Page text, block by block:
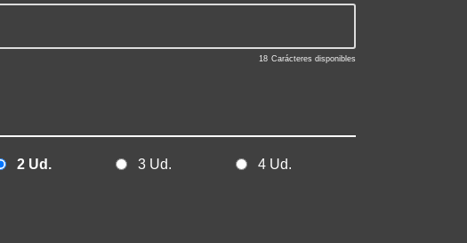
18 Carácteres disponibles
2 Ud. 3 Ud. 4 Ud.